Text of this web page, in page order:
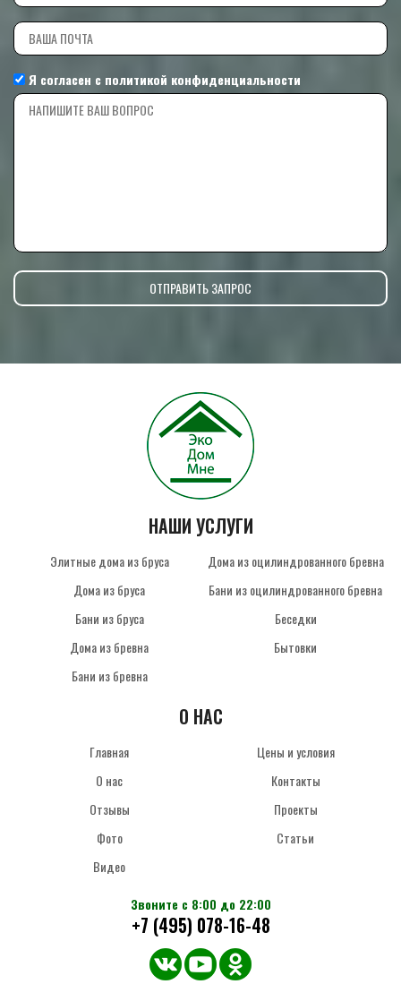
Я согласен с политикой конфиденциальности
НАШИ УСЛУГИ
Элитные дома из бруса
Дома из бруса
Бани из бруса
Дома из бревна
Бани из бревна
Дома из оцилиндрованного бревна
Бани из оцилиндрованного бревна
Беседки
Бытовки
О НАС
Главная
О нас
Отзывы
Фото
Видео
Цены и условия
Контакты
Проекты
Статьи
Звоните с 8:00 до 22:00
+7 (495) 078-16-48